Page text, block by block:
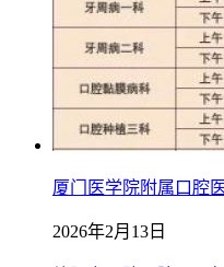
厦门医学院附属口腔
2026年2月13日